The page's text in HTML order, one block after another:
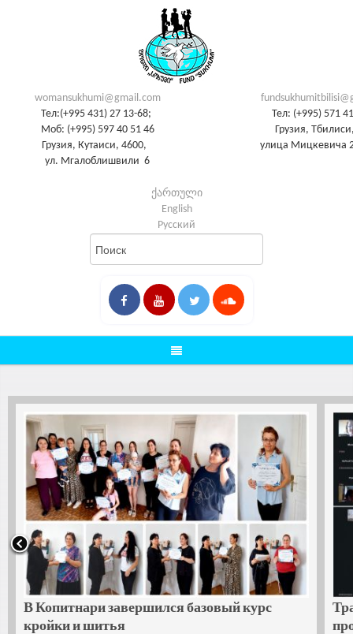
womansukhumi@gmail.com
Тел:(+995 431) 27 13-68;
Моб: (+995) 597 40 51 46
Грузия, Кутаиси, 4600,
ул. Мгалоблишвили 6
Тел: (+995) 571
Грузия,
улица Мицкевича
ქართული
English
Русский
В Копитнари завершился базовый курс
кройки и шитья